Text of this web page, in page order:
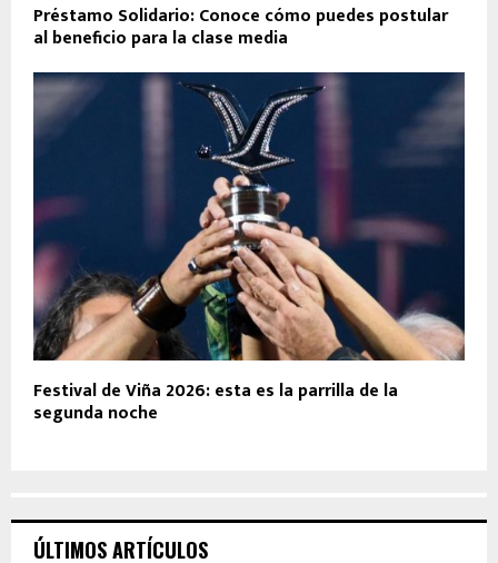
Préstamo Solidario: Conoce cómo puedes postular
al beneficio para la clase media
Festival de Viña 2026: esta es la parrilla de la
segunda noche
ÚLTIMOS ARTÍCULOS